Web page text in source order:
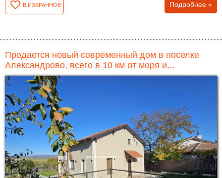
В ИЗБРАННОЕ Подробнее »
Продается новый современный дом в поселке
Александрово, всего в 10 км от моря и...